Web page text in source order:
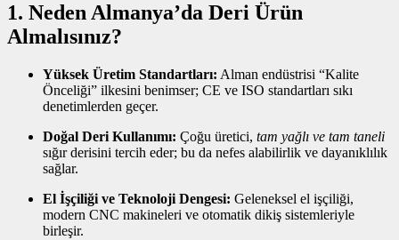
1. Neden Almanya’da Deri Ürün
Almalısınız?
Yüksek Üretim Standartları: Alman endüstrisi “Kalite
Önceliği” ilkesini benimser; CE ve ISO standartları sıkı
denetimlerden geçer.
Doğal Deri Kullanımı: Çoğu üretici, tam yağlı ve tam taneli
sığır derisini tercih eder; bu da nefes alabilirlik ve dayanıklılık
sağlar.
El İşçiliği ve Teknoloji Dengesi: Geleneksel el işçiliği,
modern CNC makineleri ve otomatik dikiş sistemleriyle
birleşir.